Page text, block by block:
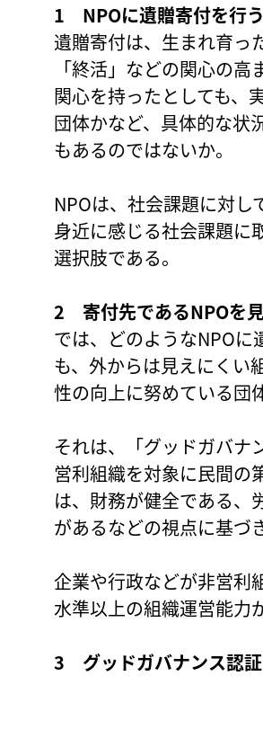
1 NPOに遺贈寄付を行う
遺贈寄付は、生まれ育っ
「終活」などの関心の
関心を持ったとしても、
団体かなど、具体的な状
もあるのではないか。
NPOは、社会課題に対
身近に感じる社会課題に
選択肢である。
2 寄付先であるNPOを
では、どのようなNPOに
も、外からは見えにくい
性の向上に努めている団
それは、「グッドガバナ
営利組織を対象に民間の
は、財務が健全である、
があるなどの視点に基づ
企業や行政などが非営利
水準以上の組織運営能力
3 グッドガバナンス認